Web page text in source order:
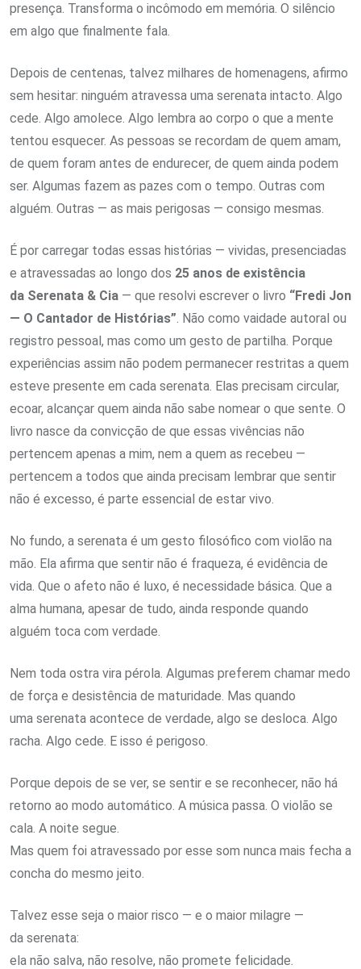
presença. Transforma o incômodo em memória. O silêncio
em algo que finalmente fala.
Depois de centenas, talvez milhares de homenagens, afirmo
sem hesitar: ninguém atravessa uma serenata intacto. Algo
cede. Algo amolece. Algo lembra ao corpo o que a mente
tentou esquecer. As pessoas se recordam de quem amam,
de quem foram antes de endurecer, de quem ainda podem
ser. Algumas fazem as pazes com o tempo. Outras com
alguém. Outras — as mais perigosas — consigo mesmas.
É por carregar todas essas histórias — vividas, presenciadas
e atravessadas ao longo dos 25 anos de existência
da Serenata & Cia — que resolvi escrever o livro “Fredi Jon
— O Cantador de Histórias”. Não como vaidade autoral ou
registro pessoal, mas como um gesto de partilha. Porque
experiências assim não podem permanecer restritas a quem
esteve presente em cada serenata. Elas precisam circular,
ecoar, alcançar quem ainda não sabe nomear o que sente. O
livro nasce da convicção de que essas vivências não
pertencem apenas a mim, nem a quem as recebeu —
pertencem a todos que ainda precisam lembrar que sentir
não é excesso, é parte essencial de estar vivo.
No fundo, a serenata é um gesto filosófico com violão na
mão. Ela afirma que sentir não é fraqueza, é evidência de
vida. Que o afeto não é luxo, é necessidade básica. Que a
alma humana, apesar de tudo, ainda responde quando
alguém toca com verdade.
Nem toda ostra vira pérola. Algumas preferem chamar medo
de força e desistência de maturidade. Mas quando
uma serenata acontece de verdade, algo se desloca. Algo
racha. Algo cede. E isso é perigoso.
Porque depois de se ver, se sentir e se reconhecer, não há
retorno ao modo automático. A música passa. O violão se
cala. A noite segue.
Mas quem foi atravessado por esse som nunca mais fecha a
concha do mesmo jeito.
Talvez esse seja o maior risco — e o maior milagre —
da serenata:
ela não salva, não resolve, não promete felicidade.